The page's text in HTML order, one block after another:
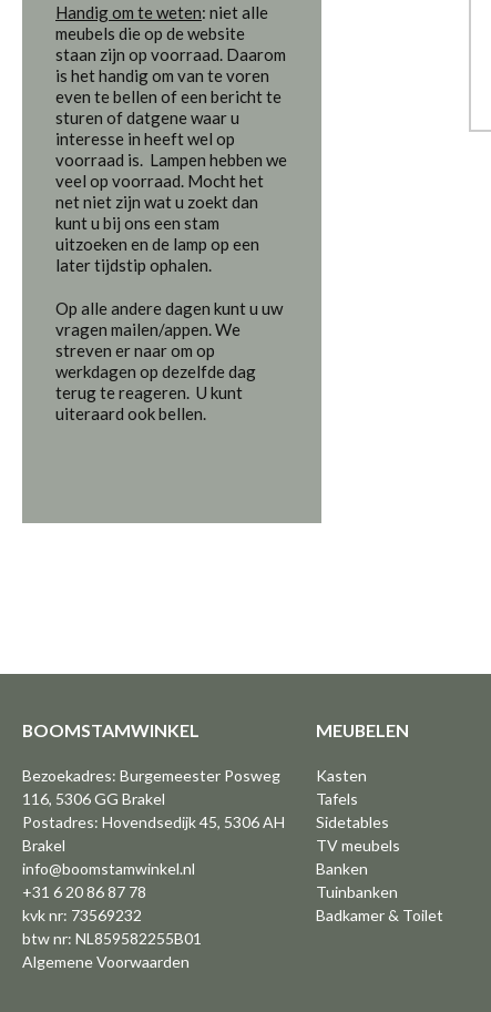
Handig om te weten: niet alle
meubels die op de website
staan zijn op voorraad. Daarom
is het handig om van te voren
even te bellen of een bericht te
sturen of datgene waar u
interesse in heeft wel op
voorraad is. Lampen hebben we
veel op voorraad. Mocht het
net niet zijn wat u zoekt dan
kunt u bij ons een stam
uitzoeken en de lamp op een
later tijdstip ophalen.
Op alle andere dagen kunt u uw
vragen mailen/appen. We
streven er naar om op
werkdagen op dezelfde dag
terug te reageren. U kunt
uiteraard ook bellen.
BOOMSTAMWINKEL
Bezoekadres: Burgemeester Posweg
116, 5306 GG Brakel
Postadres: Hovendsedijk 45, 5306 AH
Brakel
info@boomstamwinkel.nl
+31 6 20 86 87 78
kvk nr: 73569232
btw nr: NL859582255B01
Algemene Voorwaarden
MEUBELEN
Kasten
Tafels
Sidetables
TV meubels
Banken
Tuinbanken
Badkamer & Toilet